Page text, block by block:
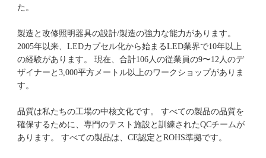
た。
製造と改修照明器具の設計/製造の強力な能力があります。
2005年以来、LEDカプセル化から始まるLED業界で10年以上
の経験があります。 現在、合計106人の従業員の9〜12人のデ
ザイナーと3,000平方メートル以上のワークショップがありま
品質は私たちの工場の中核文化です。 すべての製品の品質を
確保するために、専門のテスト施設と訓練されたQCチームが